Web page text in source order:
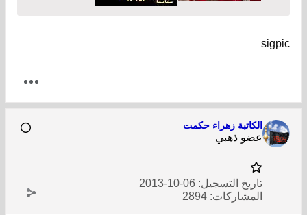
sigpic
الكاتبة زهراء حكمت
عضو ذهبي
تاريخ التسجيل: 06-10-2013
المشاركات: 2894